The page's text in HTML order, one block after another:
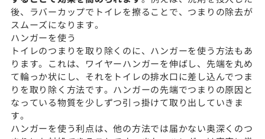
後、ラバーカップでトイレを擦ることで、つまりの除去が
スムーズになります。
ハンガーを使う
トイレのつまりを取り除くのに、ハンガーを使う方法もあ
ります。これは、ワイヤーハンガーを伸ばし、先端を丸め
て輪っか状にし、それをトイレの排水口に差し込んでつま
りを取り除く方法です。ハンガーの先端でつまりの原因と
なっている物質を少しずつ引っ掛けて取り出していきま
す。
ハンガーを使う利点は、他の方法では届かない奥深くのつ